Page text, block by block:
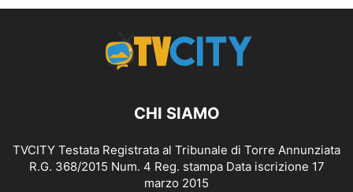
CHI SIAMO
TVCITY Testata Registrata al Tribunale di Torre Annunziata
R.G. 368/2015 Num. 4 Reg. stampa Data iscrizione 17
marzo 2015